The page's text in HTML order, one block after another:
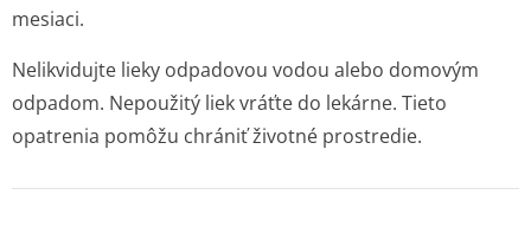
mesiaci.
Nelikvidujte lieky odpadovou vodou alebo domovým
odpadom. Nepoužitý liek vráťte do lekárne. Tieto
opatrenia pomôžu chrániť životné prostredie.